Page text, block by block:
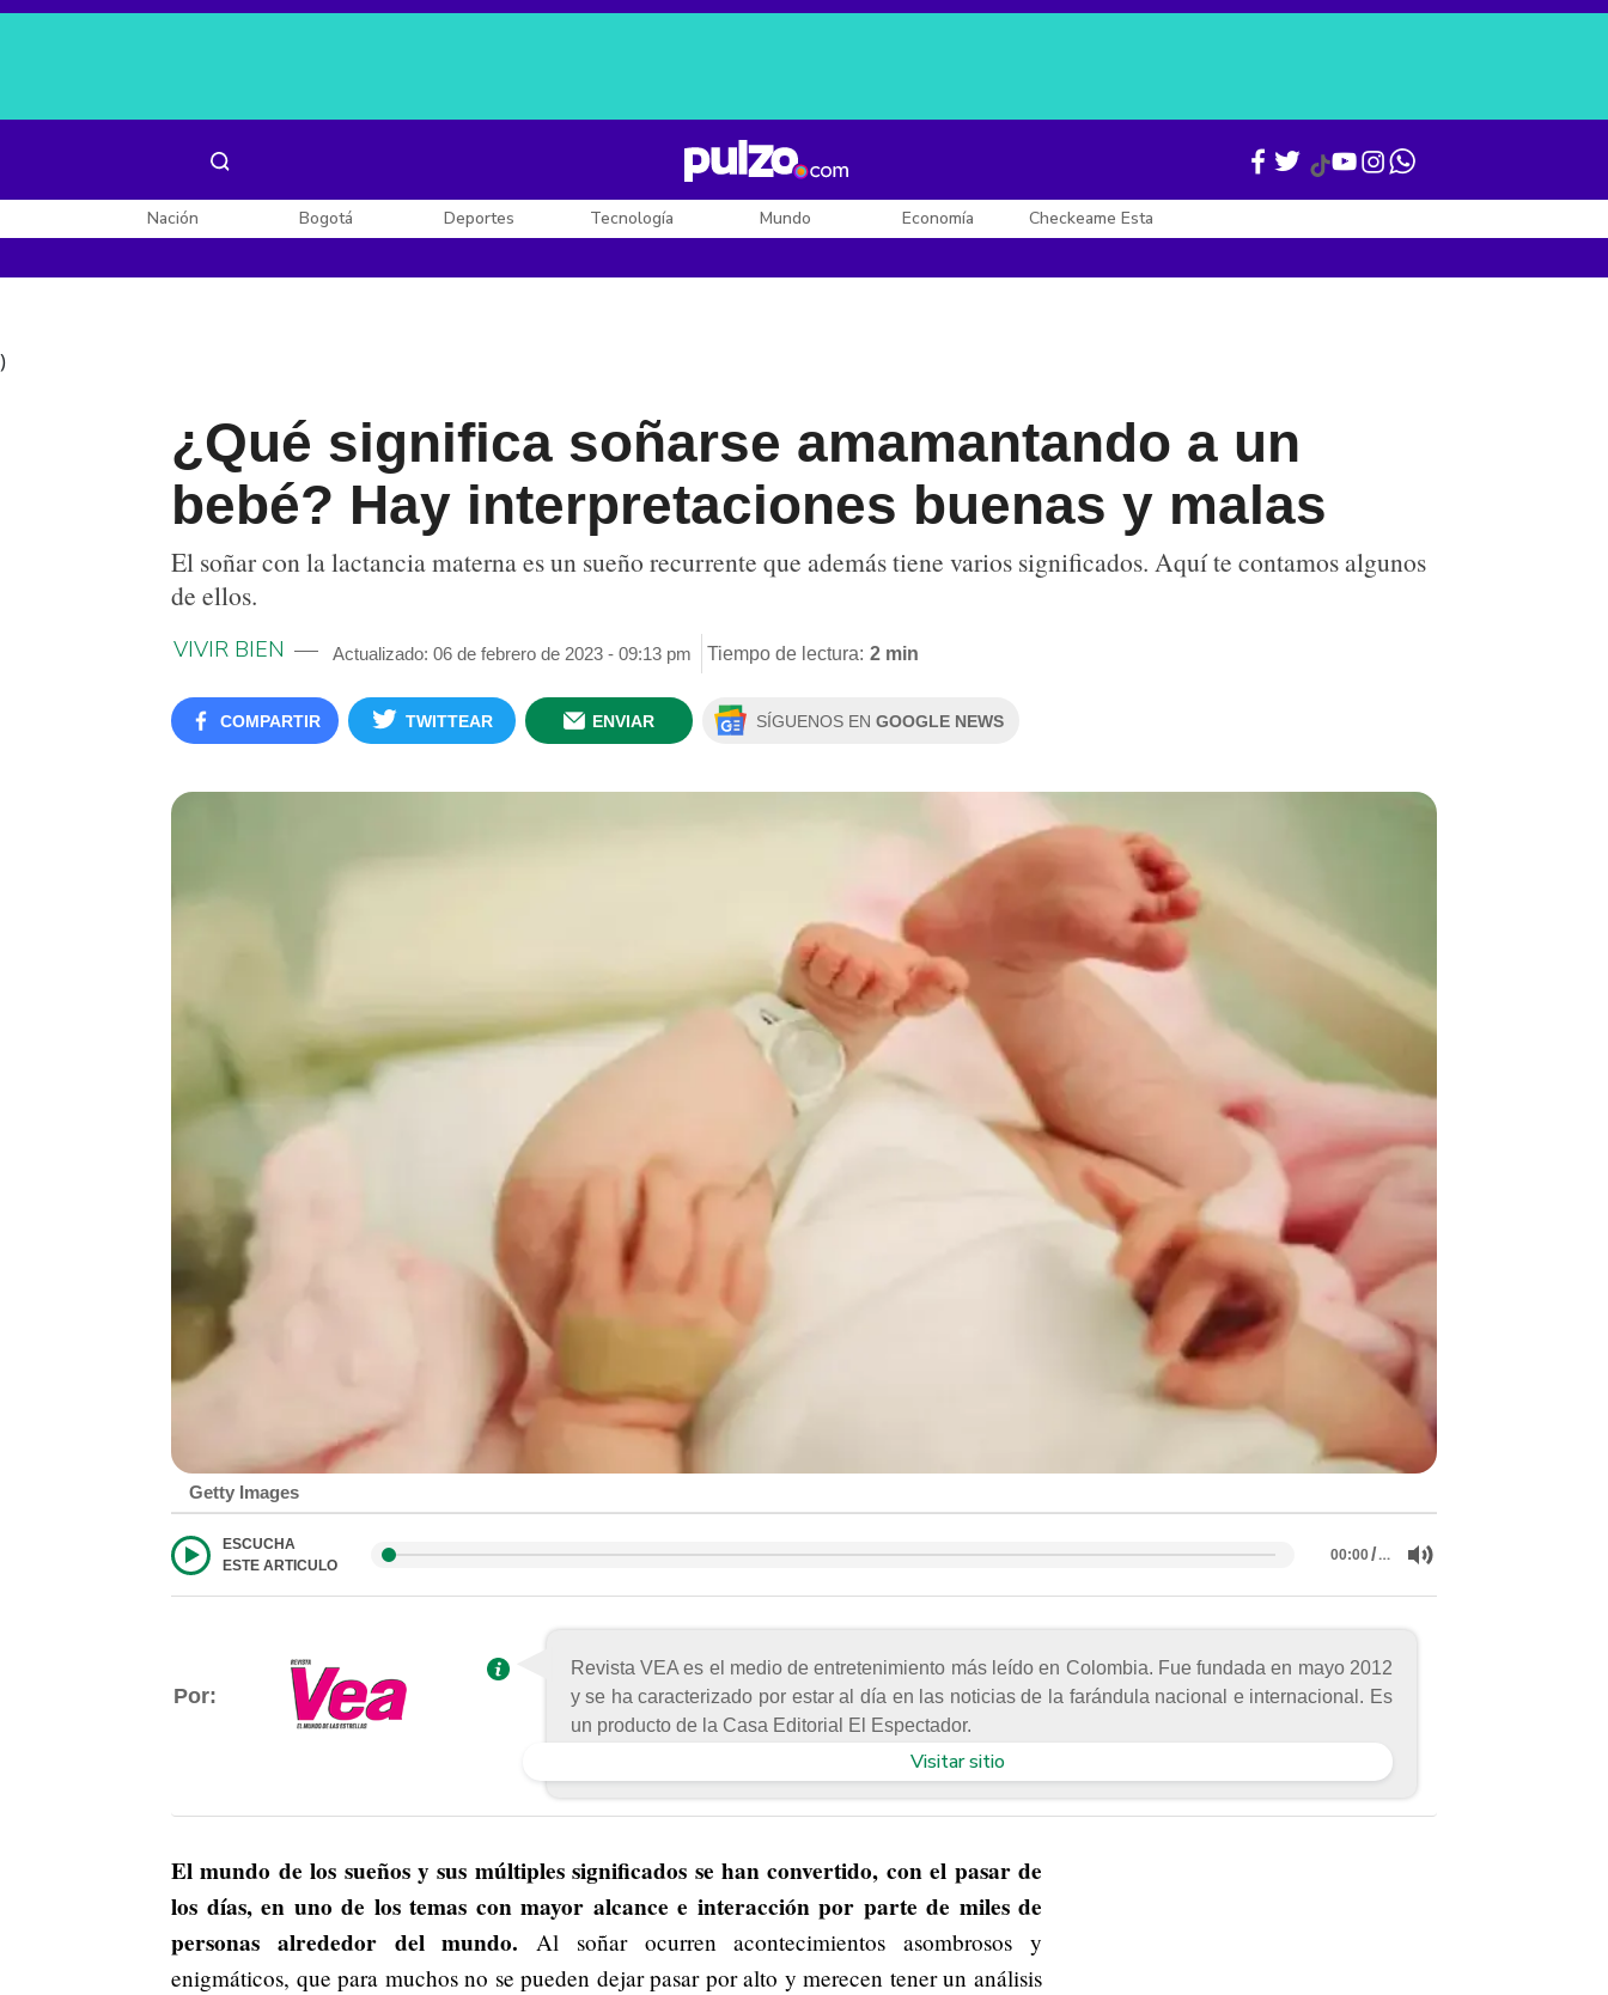
Posesión de De la Espriella
Nación Bogotá Deportes Tecnología Mundo Economía Checkeame Esta
)
¿Qué significa soñarse amamantando a un
bebé? Hay interpretaciones buenas y malas
El soñar con la lactancia materna es un sueño recurrente que además tiene varios significados. Aquí te contamos algunos
de ellos.
VIVIR BIEN Actualizado: 06 de febrero de 2023 - 09:13 pm Tiempo de lectura: 2 min
COMPARTIR TWITTEAR ENVIAR SÍGUENOS EN GOOGLE NEWS
Getty Images
ESCUCHA
ESTE ARTICULO
00:00/…
Por:
Revista VEA es el medio de entretenimiento más leído en Colombia. Fue fundada en mayo 2012
y se ha caracterizado por estar al día en las noticias de la farándula nacional e internacional. Es
un producto de la Casa Editorial El Espectador.
Visitar sitio
El mundo de los sueños y sus múltiples significados se han convertido, con el pasar de
los días, en uno de los temas con mayor alcance e interacción por parte de miles de
personas alrededor del mundo. Al soñar ocurren acontecimientos asombrosos y
enigmáticos, que para muchos no se pueden dejar pasar por alto y merecen tener un análisis